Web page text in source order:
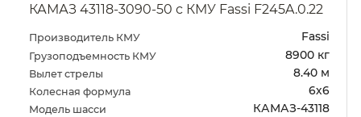
КАМАЗ 43118-3090-50 с КМУ Fassi F245A.0.22
Производитель КМУ Fassi
Грузоподъемность КМУ 8900 кг
Вылет стрелы 8.40 м
Колесная формула 6х6
Модель шасси КАМАЗ-43118